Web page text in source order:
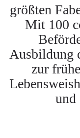
größten
Mit 100
Ausbildung
zur
und